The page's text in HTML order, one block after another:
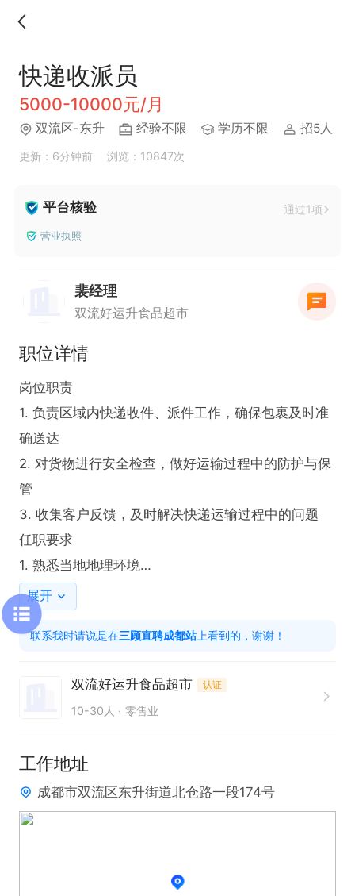
快递收派员
5000-10000元/月
双流区-东升 经验不限 学历不限 招5人
更新：6分钟前 浏览：10847次
平台核验 通过1项
营业执照
裴经理
双流好运升食品超市
职位详情
岗位职责
1. 负责区域内快递收件、派件工作，确保包裹及时准
确送达
2. 对货物进行安全检查，做好运输过程中的防护与保
管
3. 收集客户反馈，及时解决快递运输过程中的问题
任职要求
1. 熟悉当地地理环境
2. 具备较强的沟通能力，能吃苦耐劳
3. 有快递行业工作经验者优先
展开
联系我时请说是在三顾直聘成都站上看到的，谢谢！
双流好运升食品超市 认证
10-30人 零售业
工作地址
成都市双流区东升街道北仓路一段174号